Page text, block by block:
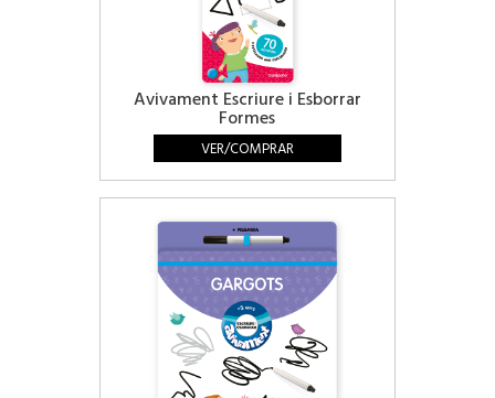
Avivament Escriure i Esborrar
Formes
VER/COMPRAR